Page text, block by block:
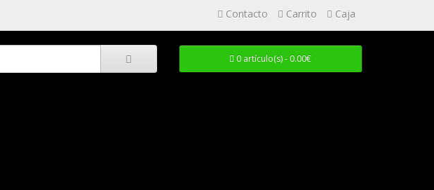
Contacto Carrito Caja
0 artículo(s) - 0.00€